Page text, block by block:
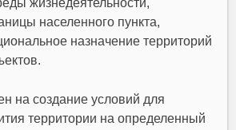
жизнедеятельности,
населенного пункта,
назначение территорий
на создание условий для
территории на определенный